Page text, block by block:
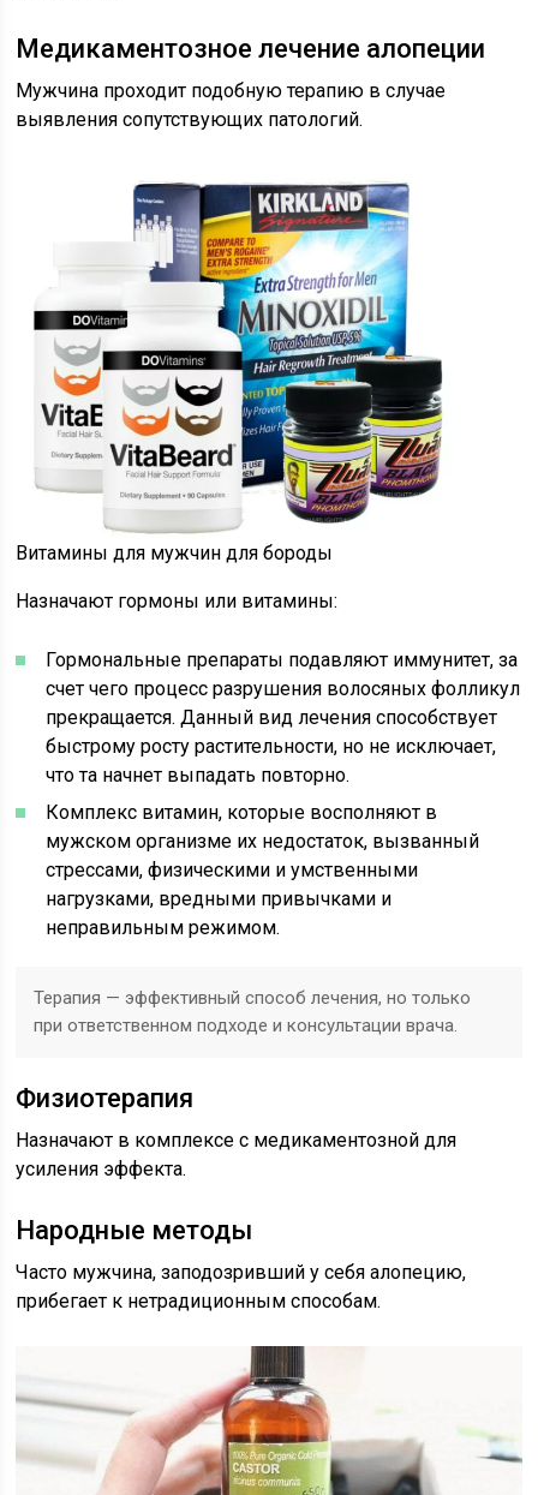
Медикаментозное лечение алопеции
Мужчина проходит подобную терапию в случае
выявления сопутствующих патологий.
Витамины для мужчин для бороды
Назначают гормоны или витамины:
Гормональные препараты подавляют иммунитет, за
счет чего процесс разрушения волосяных фолликул
прекращается. Данный вид лечения способствует
быстрому росту растительности, но не исключает,
что та начнет выпадать повторно.
Комплекс витамин, которые восполняют в
мужском организме их недостаток, вызванный
стрессами, физическими и умственными
нагрузками, вредными привычками и
неправильным режимом.
Терапия — эффективный способ лечения, но только
при ответственном подходе и консультации врача.
Физиотерапия
Назначают в комплексе с медикаментозной для
усиления эффекта.
Народные методы
Часто мужчина, заподозривший у себя алопецию,
прибегает к нетрадиционным способам.